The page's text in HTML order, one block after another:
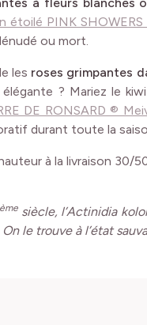
ou mort.
? Mariez le
DE RONSARD ®
durant toute la
On le trouve à l’état